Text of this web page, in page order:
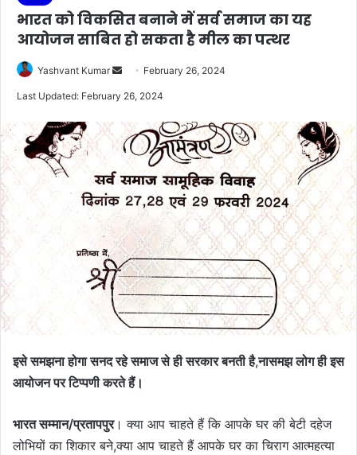
भारत को विकसित बनाने में सर्व समाज का यह
आयोजन साबित हो सकता है मील का पत्थर
Yashvant Kumar
Send February 26, 2024
Last Updated: February 26, 2024
इसे समझना होगा सनद रहे समाज से ही सरकार बनती है,नासमझ लोग ही इस
आयोजन पर टिप्पणी करते हैं।
भारत सम्मान/प्रतापपुर। क्या आप चाहते हैं कि आपके घर की बेटी दहेज
लोभियों का शिकार बने,क्या आप चाहते हैं आपके घर का चिराग आत्महत्या